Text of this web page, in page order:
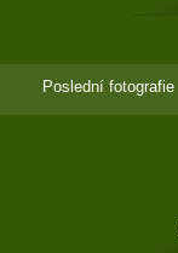
Poslední fotografie